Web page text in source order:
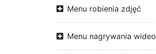
Menu robienia zdjęć
Menu nagrywania wideo